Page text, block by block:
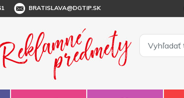
BRATISLAVA@DGTIP.SK